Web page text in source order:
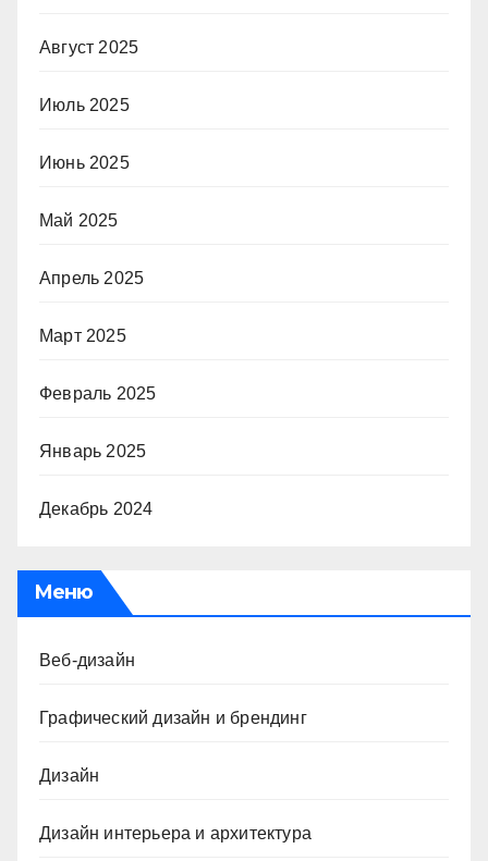
Август 2025
Июль 2025
Июнь 2025
Май 2025
Апрель 2025
Март 2025
Февраль 2025
Январь 2025
Декабрь 2024
Меню
Веб-дизайн
Графический дизайн и брендинг
Дизайн
Дизайн интерьера и архитектура